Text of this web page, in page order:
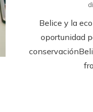
Belice y la
oportunidad